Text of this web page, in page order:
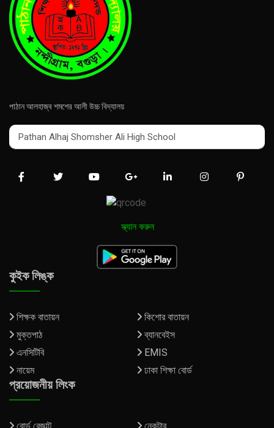
পাঠান আলহাজ্ব শমশের আলী উচ্চ বিদ্যালয়
Pathan Alhaj Shomsher Ali High School
Pathan Alhaj Shomsher Ali High School
স্ক্যান করুন
কুইক লিঙ্ক
শিক্ষক বাতায়ন
কিশোর বাতায়ন
মুক্তপাঠ
ব্যানবেইস
এনসিটিবি
EMIS
নায়েম
ঢাকা শিক্ষা বোর্ড
প্রয়োজনীয় লিংক